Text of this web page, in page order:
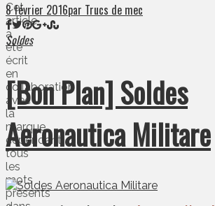
Cet
article
a
été
écrit
en
collaboration
avec
la
marque,
cependant
tous
les
mots
présents
8 février 2016par Trucs de mec
Soldes
[Bon Plan] Soldes
Aeronautica Militare